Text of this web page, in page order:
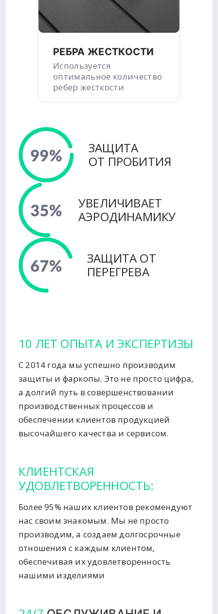
РЕБРА ЖЕСТКОСТИ
Используется
оптимальное количество
ребер жесткости
ЗАЩИТА
ОТ ПРОБИТИЯ
УВЕЛИЧИВАЕТ
АЭРОДИНАМИКУ
ЗАЩИТА ОТ
ПЕРЕГРЕВА
10 ЛЕТ ОПЫТА И ЭКСПЕРТИЗЫ
С 2014 года мы успешно производим
защиты и фаркопы. Это не просто цифра,
а долгий путь в совершенствовании
производственных процессов и
обеспечении клиентов продукцией
высочайшего качества и сервисом.
КЛИЕНТСКАЯ
УДОВЛЕТВОРЕННОСТЬ:
Более 95% наших клиентов рекомендуют
нас своим знакомым. Мы не просто
производим, а создаем долгосрочные
отношения с каждым клиентом,
обеспечивая их удовлетворенность
нашими изделиями